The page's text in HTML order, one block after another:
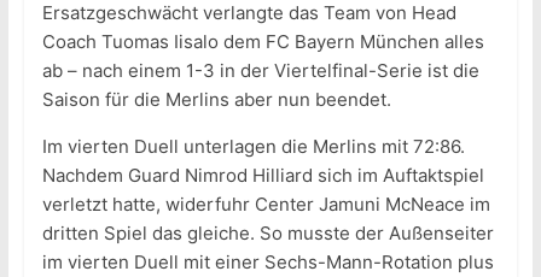
Ersatzgeschwächt verlangte das Team von Head
Coach Tuomas Iisalo dem FC Bayern München alles
ab – nach einem 1-3 in der Viertelfinal-Serie ist die
Saison für die Merlins aber nun beendet.
Im vierten Duell unterlagen die Merlins mit 72:86.
Nachdem Guard Nimrod Hilliard sich im Auftaktspiel
verletzt hatte, widerfuhr Center Jamuni McNeace im
dritten Spiel das gleiche. So musste der Außenseiter
im vierten Duell mit einer Sechs-Mann-Rotation plus